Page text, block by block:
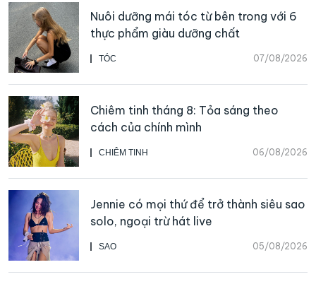
TÓC 07/08/2026
Nuôi dưỡng mái tóc từ bên trong với 6
thực phẩm giàu dưỡng chất
CHIÊM TINH 06/08/2026
Chiêm tinh tháng 8: Tỏa sáng theo
cách của chính mình
SAO 05/08/2026
Jennie có mọi thứ để trở thành siêu sao
solo, ngoại trừ hát live